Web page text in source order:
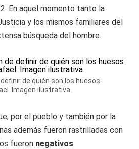
En aquel momento tanto la
y los mismos familiares del
búsqueda del hombre.
de quién son los huesos
Imagen ilustrativa.
por el pueblo y también por la
además fueron rastrilladas con
fueron negativos.